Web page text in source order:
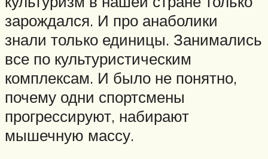
зарождался. И про анаболики
знали только единицы. Занимались
все по культуристическим
комплексам. И было не понятно,
почему одни спортсмены
прогрессируют, набирают
мышечную массу.